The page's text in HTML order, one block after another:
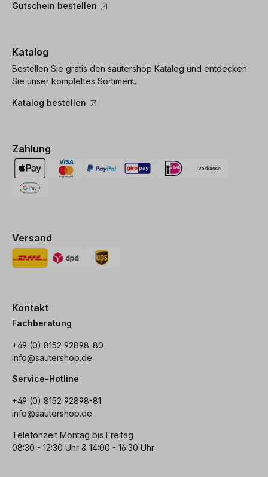
Gutschein bestellen
Katalog
Bestellen Sie gratis den sautershop Katalog und entdecken
Sie unser komplettes Sortiment.
Katalog bestellen
Zahlung
Versand
Kontakt
Fachberatung
+49 (0) 8152 92898-80
info@sautershop.de
Service-Hotline
+49 (0) 8152 92898-81
info@sautershop.de
Telefonzeit Montag bis Freitag
08:30 - 12:30 Uhr & 14:00 - 16:30 Uhr